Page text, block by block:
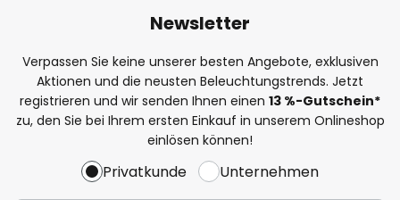
Newsletter
Verpassen Sie keine unserer besten Angebote, exklusiven
Aktionen und die neusten Beleuchtungstrends. Jetzt
registrieren und wir senden Ihnen einen 13 %-Gutschein*
zu, den Sie bei Ihrem ersten Einkauf in unserem Onlineshop
einlösen können!
Privatkunde Unternehmen